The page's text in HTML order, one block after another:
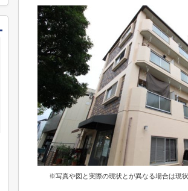
※写真や図と実際の現状とが異なる場合は現